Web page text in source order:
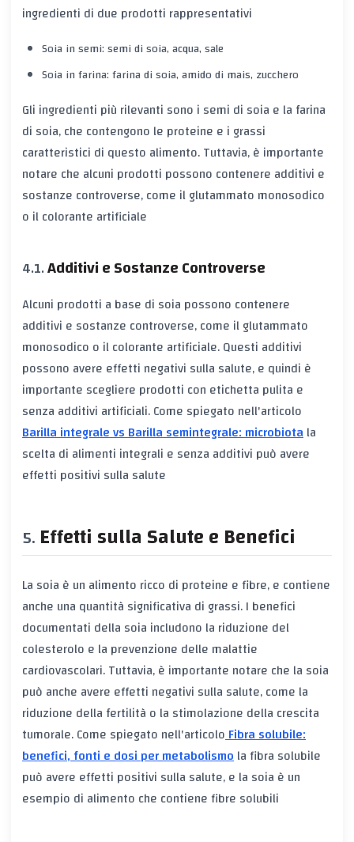
ingredienti di due prodotti rappresentativi
Soia in semi: semi di soia, acqua, sale
Soia in farina: farina di soia, amido di mais, zucchero
Gli ingredienti più rilevanti sono i semi di soia e la farina
di soia, che contengono le proteine e i grassi
caratteristici di questo alimento. Tuttavia, è importante
notare che alcuni prodotti possono contenere additivi e
sostanze controverse, come il glutammato monosodico
o il colorante artificiale
Additivi e Sostanze Controverse
Alcuni prodotti a base di soia possono contenere
additivi e sostanze controverse, come il glutammato
monosodico o il colorante artificiale. Questi additivi
possono avere effetti negativi sulla salute, e quindi è
importante scegliere prodotti con etichetta pulita e
senza additivi artificiali. Come spiegato nell'articolo
Barilla integrale vs Barilla semintegrale: microbiotala
scelta di alimenti integrali e senza additivi può avere
effetti positivi sulla salute
Effetti sulla Salute e Benefici
La soia è un alimento ricco di proteine e fibre, e contiene
anche una quantità significativa di grassi. I benefici
documentati della soia includono la riduzione del
colesterolo e la prevenzione delle malattie
cardiovascolari. Tuttavia, è importante notare che la soia
può anche avere effetti negativi sulla salute, come la
riduzione della fertilità o la stimolazione della crescita
tumorale. Come spiegato nell'articoloFibra solubile:
benefici, fonti e dosi per metabolismola fibra solubile
può avere effetti positivi sulla salute, e la soia è un
esempio di alimento che contiene fibre solubili